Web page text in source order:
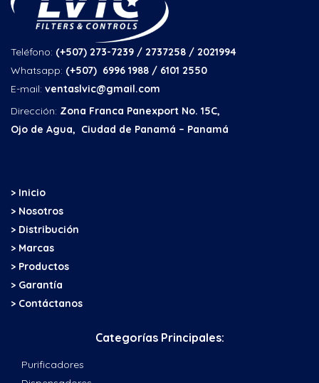
Teléfono: (+507) 273-7239 / 2737258 / 2021994
Whatsapp: (+507) 6996 1988 / 6101 2550
E-mail: ventaslvic@gmail.com
Dirección: Zona Franca Panexport No. 15C,
Ojo de Agua, Ciudad de Panamá – Panamá
> Inicio
> Nosotros
> Distribución
> Marcas
> Productos
> Garantía
> Contáctanos
Categorías Principales:
Purificadores